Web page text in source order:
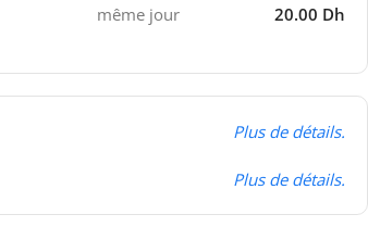
même jour 20.00 Dh
Plus de détails.
Plus de détails.